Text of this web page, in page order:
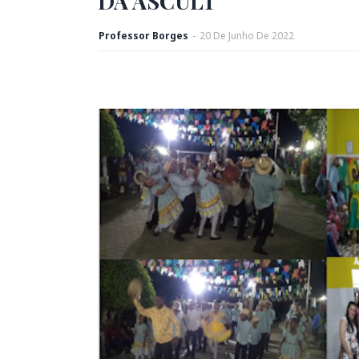
Professor Borges - 20 De Junho De 2022